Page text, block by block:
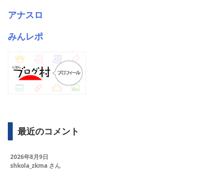
アナスロ
みんレポ
最近のコメント
2026年8月9日
shkola_zkma さん